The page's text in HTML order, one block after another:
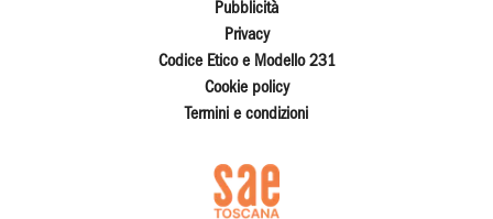
Pubblicità
Privacy
Codice Etico e Modello 231
Cookie policy
Termini e condizioni